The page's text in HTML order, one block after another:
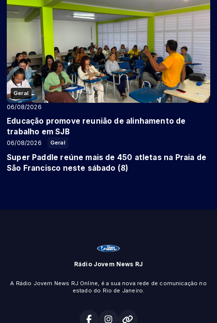
Geral
06/08/2026
Educação promove reunião de alinhamento de
trabalho em SJB
Geral
06/08/2026
Super Paddle reúne mais de 450 atletas na Praia de
São Francisco neste sábado (8)
Rádio Jovem News RJ
A Rádio Jovem News RJ Online, é a sua nova rede de comunicação no
estado do Rio de Janeiro.